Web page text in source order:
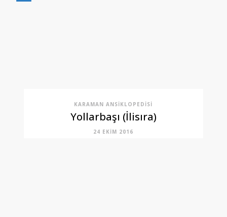
KARAMAN ANSIKLOPEDISI
Yollarbaşı (İlisıra)
24 EKIM 2016